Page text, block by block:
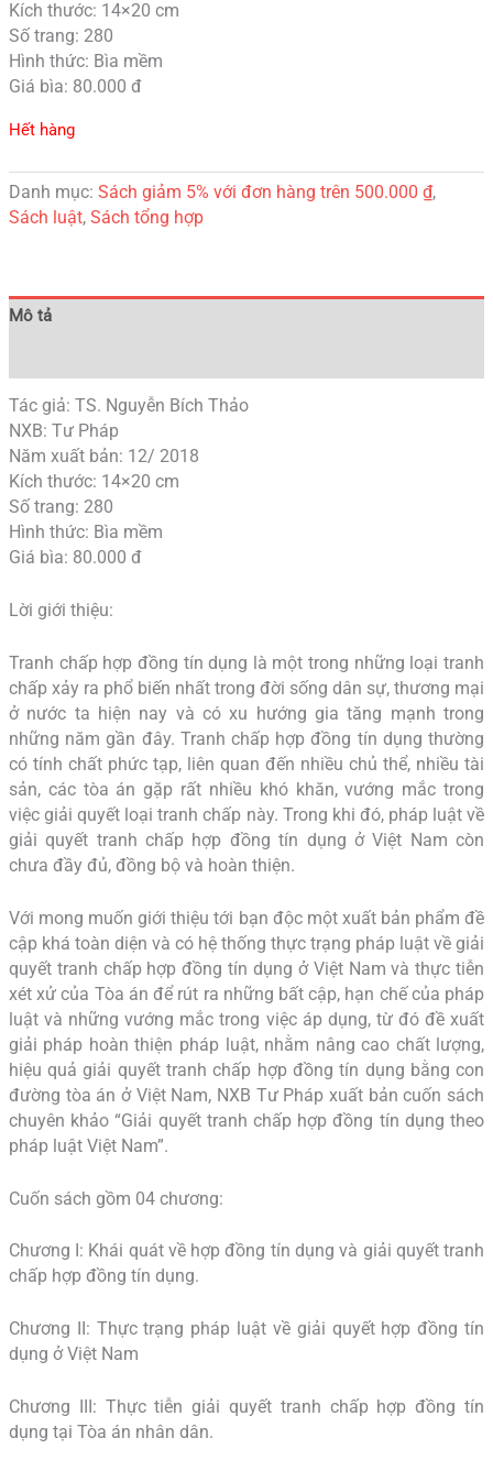
Kích thước: 14×20 cm
Số trang: 280
Hình thức: Bìa mềm
Giá bìa: 80.000 đ
Hết hàng
Danh mục: Sách giảm 5% với đơn hàng trên 500.000 ₫,
Sách luật, Sách tổng hợp
Mô tả
Tác giả: TS. Nguyễn Bích Thảo
NXB: Tư Pháp
Năm xuất bản: 12/ 2018
Kích thước: 14×20 cm
Số trang: 280
Hình thức: Bìa mềm
Giá bìa: 80.000 đ
Lời giới thiệu:
Tranh chấp hợp đồng tín dụng là một trong những loại tranh
chấp xảy ra phổ biến nhất trong đời sống dân sự, thương mại
ở nước ta hiện nay và có xu hướng gia tăng mạnh trong
những năm gần đây. Tranh chấp hợp đồng tín dụng thường
có tính chất phức tạp, liên quan đến nhiều chủ thể, nhiều tài
sản, các tòa án gặp rất nhiều khó khăn, vướng mắc trong
việc giải quyết loại tranh chấp này. Trong khi đó, pháp luật về
giải quyết tranh chấp hợp đồng tín dụng ở Việt Nam còn
chưa đầy đủ, đồng bộ và hoàn thiện.
Với mong muốn giới thiệu tới bạn độc một xuất bản phẩm đề
cập khá toàn diện và có hệ thống thực trạng pháp luật về giải
quyết tranh chấp hợp đồng tín dụng ở Việt Nam và thực tiễn
xét xử của Tòa án để rút ra những bất cập, hạn chế của pháp
luật và những vướng mắc trong việc áp dụng, từ đó đề xuất
giải pháp hoàn thiện pháp luật, nhằm nâng cao chất lượng,
hiệu quả giải quyết tranh chấp hợp đồng tín dụng bằng con
đường tòa án ở Việt Nam, NXB Tư Pháp xuất bản cuốn sách
chuyên khảo “Giải quyết tranh chấp hợp đồng tín dụng theo
pháp luật Việt Nam”.
Cuốn sách gồm 04 chương:
Chương I: Khái quát về hợp đồng tín dụng và giải quyết tranh
chấp hợp đồng tín dụng.
Chương II: Thực trạng pháp luật về giải quyết hợp đồng tín
dụng ở Việt Nam
Chương III: Thực tiễn giải quyết tranh chấp hợp đồng tín
dụng tại Tòa án nhân dân.